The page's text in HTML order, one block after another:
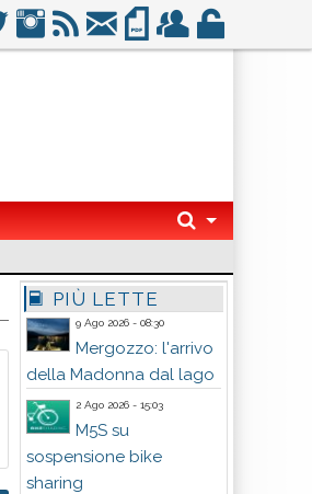
PIÙ LETTE
9 Ago 2026 - 08:30
Mergozzo: l'arrivo
della Madonna dal lago
2 Ago 2026 - 15:03
M5S su
sospensione bike
sharing